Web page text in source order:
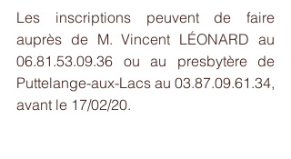
Les inscriptions peuvent de faire
auprès de M. Vincent LÉONARD au
06.81.53.09.36 ou au presbytère de
Puttelange-aux-Lacs au 03.87.09.61.34,
avant le 17/02/20.